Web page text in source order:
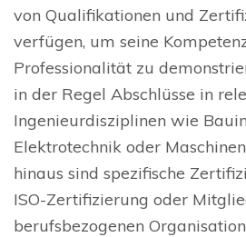
von Qualifikationen und
verfügen, um seine
Professionalität zu
in der Regel Abschlüsse in
Ingenieurdisziplinen wie
Elektrotechnik oder
hinaus sind spezifische
ISO-Zertifizierung oder
berufsbezogenen